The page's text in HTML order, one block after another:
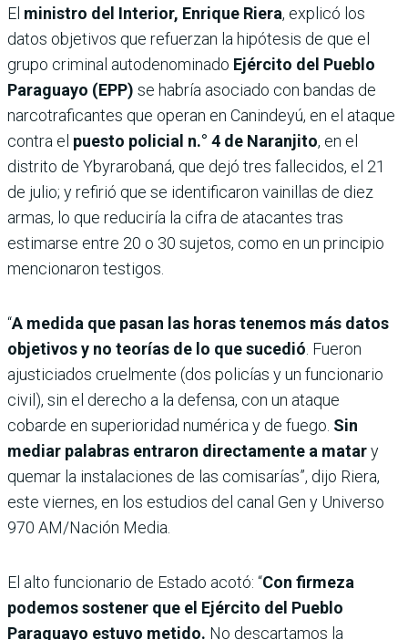
El ministro del Interior, Enrique Riera, explicó los
datos objetivos que refuerzan la hipótesis de que el
grupo criminal autodenominado Ejército del Pueblo
Paraguayo (EPP) se habría asociado con bandas de
narcotraficantes que operan en Canindeyú, en el ataque
contra el puesto policial n.° 4 de Naranjito, en el
distrito de Ybyrarobaná, que dejó tres fallecidos, el 21
de julio; y refirió que se identificaron vainillas de diez
armas, lo que reduciría la cifra de atacantes tras
estimarse entre 20 o 30 sujetos, como en un principio
mencionaron testigos.
“A medida que pasan las horas tenemos más datos
objetivos y no teorías de lo que sucedió . Fueron
ajusticiados cruelmente (dos policías y un funcionario
civil), sin el derecho a la defensa, con un ataque
cobarde en superioridad numérica y de fuego. Sin
mediar palabras entraron directamente a matary
quemar la instalaciones de las comisarías”, dijo Riera,
este viernes, en los estudios del canal Gen y Universo
970 AM/Nación Media.
El alto funcionario de Estado acotó: “Con firmeza
podemos sostener que el Ejército del Pueblo
Paraguayo estuvo metido. No descartamos la